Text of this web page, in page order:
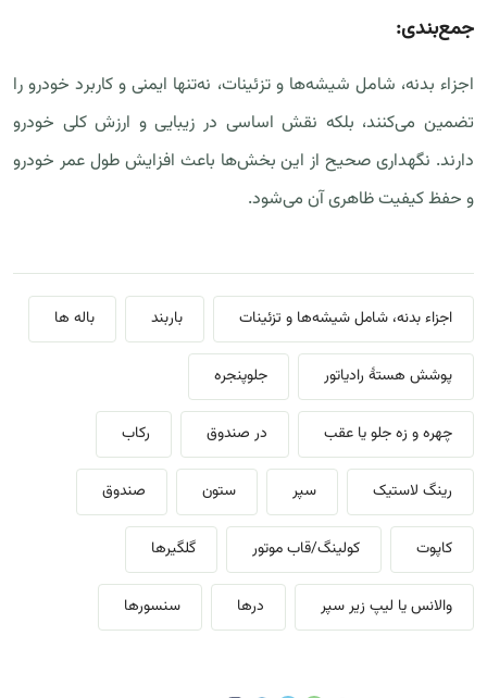
جمع‌بندی:
اجزاء بدنه، شامل شیشه‌ها و تزئینات، نه‌تنها ایمنی و کاربرد خودرو را
تضمین می‌کنند، بلکه نقش اساسی در زیبایی و ارزش کلی خودرو
دارند. نگهداری صحیح از این بخش‌ها باعث افزایش طول عمر خودرو
و حفظ کیفیت ظاهری آن می‌شود.
اجزاء بدنه، شامل شیشه‌ها و تزئینات باربند باله ها
پوشش هستهٔ رادیاتور جلوپنجره
چهره و زه جلو یا عقب در صندوق رکاب
رینگ لاستیک سپر ستون صندوق
کاپوت کولینگ/قاب موتور گلگیرها
والانس یا لیپ زیر سپر درها سنسورها